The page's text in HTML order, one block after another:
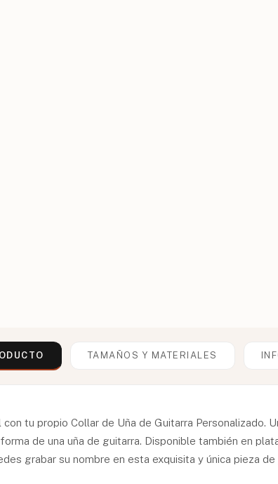
TAMAÑOS Y MATERIALES
tu propio Collar de Uña de Guitarra Personalizado.
de una uña de guitarra. Disponible también en
grabar su nombre en esta exquisita y única pieza